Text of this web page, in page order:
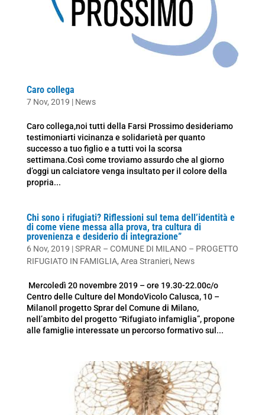
Caro collega
7 Nov, 2019 | News
Caro collega,noi tutti della Farsi Prossimo desideriamo
testimoniarti vicinanza e solidarietà per quanto
successo a tuo figlio e a tutti voi la scorsa
settimana.Così come troviamo assurdo che al giorno
d’oggi un calciatore venga insultato per il colore della
propria...
Chi sono i rifugiati? Riflessioni sul tema dell’identità e
di come viene messa alla prova, tra cultura di
provenienza e desiderio di integrazione”
6 Nov, 2019 |SPRAR – COMUNE DI MILANO – PROGETTO
RIFUGIATO IN FAMIGLIA, Area Stranieri, News
Mercoledì 20 novembre 2019 – ore 19.30-22.00c/o
Centro delle Culture del MondoVicolo Calusca, 10 –
MilanoIl progetto Sprar del Comune di Milano,
nell’ambito del progetto “Rifugiato infamiglia”, propone
alle famiglie interessate un percorso formativo sul...